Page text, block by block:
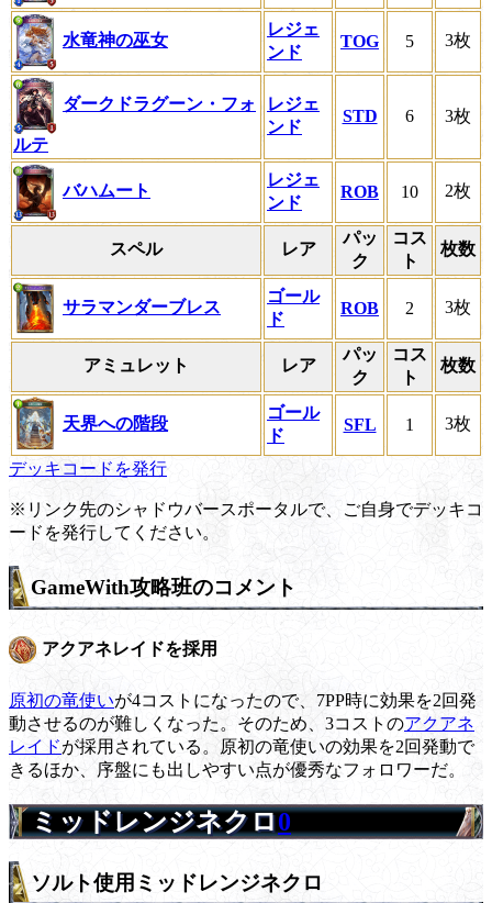
水竜神の巫女
レジェ
ンド
TOG 5 3枚
ダークドラグーン・フォ
ルテ
レジェ
ンド
STD 6 3枚
バハムート
レジェ
ンド
ROB 10 2枚
スペル レア
パッ
ク
コス
ト
枚数
サラマンダーブレス
ゴール
ド
ROB 2 3枚
アミュレット レア
パッ
ク
コス
ト
枚数
天界への階段
ゴール
ド
SFL 1 3枚
デッキコードを発行
※リンク先のシャドウバースポータルで、ご自身でデッキコ
ードを発行してください。
GameWith攻略班のコメント
アクアネレイドを採用
原初の竜使いが4コストになったので、7PP時に効果を2回発
動させるのが難しくなった。そのため、3コストのアクアネ
レイドが採用されている。原初の竜使いの効果を2回発動で
きるほか、序盤にも出しやすい点が優秀なフォロワーだ。
ミッドレンジネクロ0
ソルト使用ミッドレンジネクロ